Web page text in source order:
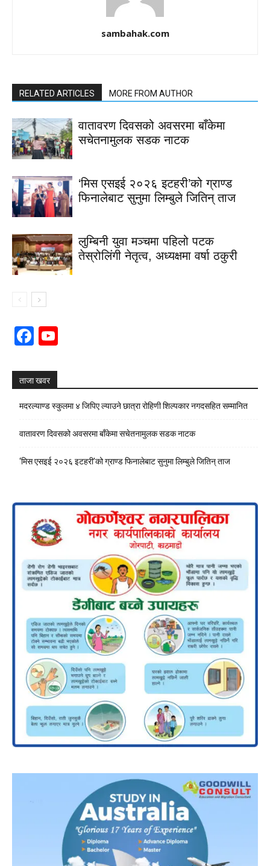
sambahak.com
RELATED ARTICLES MORE FROM AUTHOR
वातावरण दिवसको अवसरमा बाँकेमा
सचेतनामुलक सडक नाटक
‘मिस एसइई २०२६ इटहरी’को ग्राण्ड
फिनालेबाट सुनुमा लिम्बुले जितिन् ताज
लुम्बिनी युवा मञ्चमा पहिलो पटक
तेस्रोलिंगी नेतृत्व, अध्यक्षमा वर्षा ठकुरी
Facebook
ताजा खवर
मदरल्याण्ड स्कुलमा ४ जिपिए ल्याउने छात्रा रोहिणी शिल्पकार नगदसहित सम्मानित
वातावरण दिवसको अवसरमा बाँकेमा सचेतनामुलक सडक नाटक
‘मिस एसइई २०२६ इटहरी’को ग्राण्ड फिनालेबाट सुनुमा लिम्बुले जितिन् ताज